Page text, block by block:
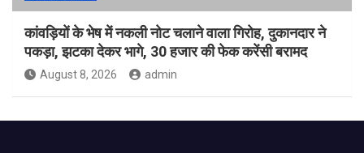
कांवड़ियों के भेष में नकली नोट चलाने वाला गिरोह, दुकानदार ने
पकड़ा, झटका देकर भागे, 30 हजार की फेक करेंसी बरामद
August 8, 2026 admin